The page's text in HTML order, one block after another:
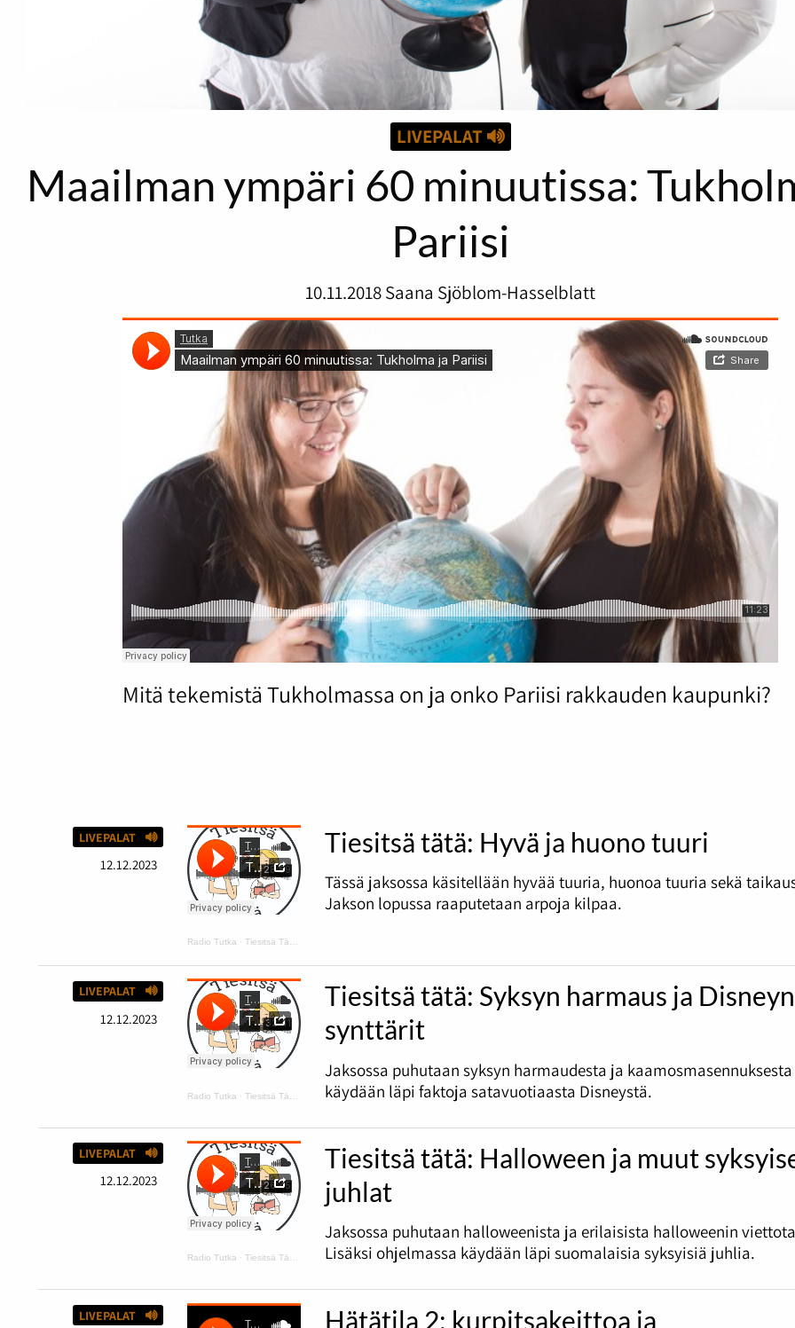
LIVEPALAT
Maailman ympäri 60 minuutissa:
Pariisi
10.11.2018Saana Sjöblom-Hasselblatt
Mitä tekemistä Tukholmassa on ja onko Pariisi rakkauden kaupunki?
LIVEPALAT
12.12.2023
Radio Tutka ·Tiesitsä Tätä: hyvä ja huono tuuri
Tiesitsä tätä: Hyvä ja huono tuuri
Tässä jaksossa käsitellään hyvää tuuria, huonoa tuuria sekä
Jakson lopussa raaputetaan arpoja kilpaa.
LIVEPALAT
12.12.2023
Radio Tutka ·Tiesitsä Tätä: harmaus ja Disneyn synttärit
Tiesitsä tätä: Syksyn harmaus ja Disneyn
synttärit
Jaksossa puhutaan syksyn harmaudesta ja kaamosmasennuksesta
käydään läpi faktoja satavuotiaasta Disneystä.
LIVEPALAT
12.12.2023
Radio Tutka ·Tiesitsä Tätä: Halloween
Tiesitsä tätä: Halloween ja muut
juhlat
Jaksossa puhutaan halloweenista ja erilaisista halloweenin
Lisäksi ohjelmassa käydään läpi suomalaisia syksyisiä juhlia.
LIVEPALAT Hätätila 2: kurpitsakeittoa ja